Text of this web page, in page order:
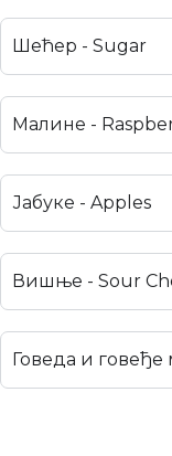
Шећер - Sugar
Малине -
Јабуке - Apples
Вишње - Sour
Говеда и